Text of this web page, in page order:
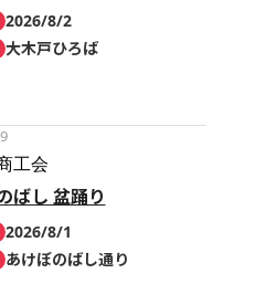
2026/8/2
大木戸ひろば
工会
ばし 盆踊り
2026/8/1
あけぼのばし通り